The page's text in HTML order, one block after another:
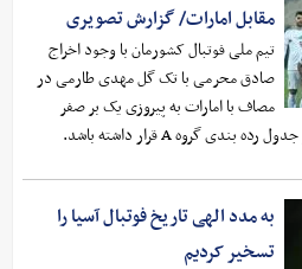
مقابل امارات/ گزارش تصویری
تیم ملی فوتبال کشورمان با وجود اخراج
صادق محرمی با تک گل مهدی طارمی در
مصاف با امارات به پیروزی یک بر صفر
به مدد الهی تاریخ فوتبال آسیا را
تسخیر کردیم